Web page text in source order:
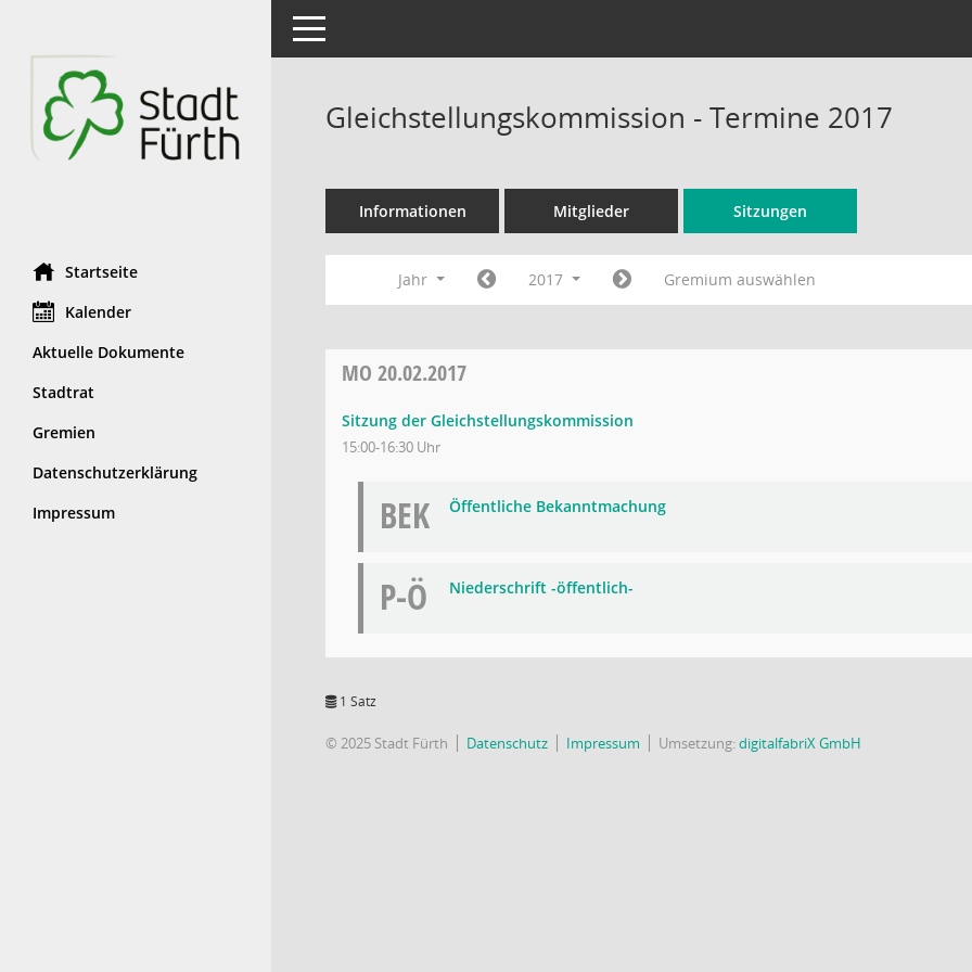
Startseite
Kalender
Aktuelle Dokumente
Stadtrat
Gremien
Datenschutzerklärung
Impressum
Toggle navigation
Gleichstellungskommission - Termine 2017
Informationen Mitglieder Sitzungen
Jahr 2017 Gremium auswählen
MO 20.02.2017
Sitzung der Gleichstellungskommission
15:00-16:30 Uhr
BEK Öffentliche Bekanntmachung
P-Ö Niederschrift -öffentlich-
1 Satz
© 2025 Stadt Fürth Datenschutz Impressum Umsetzung:digitalfabriX GmbH